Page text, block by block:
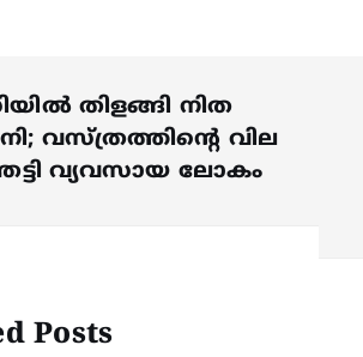
തിളങ്ങി നിത
വസ്ത്രത്തിന്റെ വില
വ്യവസായ ലോകം
Posts